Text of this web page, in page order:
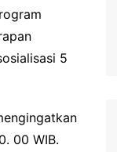
5
00 WIB.